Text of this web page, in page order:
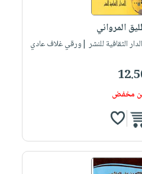
المرواني
الثقافية للنشر |ورقي غلاف عادي
مخفض